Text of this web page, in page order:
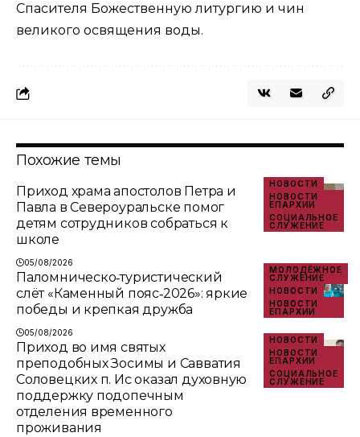
Спасителя Божественную литургию и чин
великого освящения воды.
Похожие темы
НОВОСТИ
НОВОСТИ
ЕПАРХИИ
СОЦИАЛЬНОЕ
СЛУЖЕНИЕ
Приход храма апостолов Петра и
Павла в Североуральске помог
детям сотрудников собраться к
школе
05/08/2026
МОЛОДЁЖНОЕ
СЛУЖЕНИЕ
НОВОСТИ
НОВОСТИ
ЕПАРХИИ
Паломническо‑туристический
слёт «Каменный пояс‑2026»: яркие
победы и крепкая дружба
05/08/2026
НОВОСТИ
НОВОСТИ
ЕПАРХИИ
СОЦИАЛЬНОЕ
СЛУЖЕНИЕ
Приход во имя святых
преподобных Зосимы и Савватия
Соловецких п. Ис оказал духовную
поддержку подопечным
отделения временного
проживания